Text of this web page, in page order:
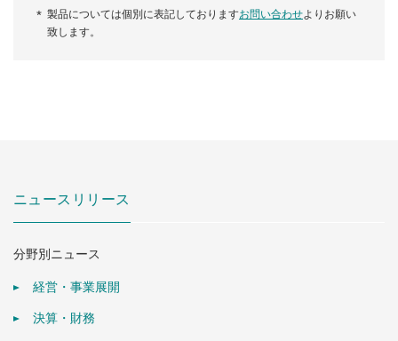
製品については個別に表記しておりますお問い合わせよりお願い
致します。
ニュースリリース
分野別ニュース
経営・事業展開
決算・財務